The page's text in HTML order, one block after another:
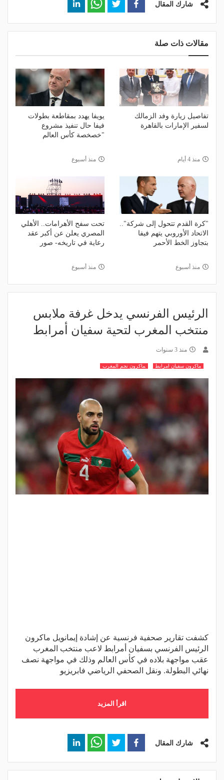
شارك المقال
مقالات ذات صلة
تفاصيل زيارة وفد الزمالك
لسفير الإمارات بالقاهرة
منذ 4 أيام
يويفا يهدد بمقاطعة بطولات
فيفا حال تنفيذ مشروع
"خصخصة كأس العالم
منذ أسبوع
"كرة القدم تتحول إلى شركة"..
الاتحاد الأوروبي يتهم فيفا
بتجاوز الخط الأحمر
منذ أسبوع
تحت سفح الأهرامات.. الأهلي
المصري يعلن عن أكبر عقد
رعاية في تاريخه- صور
منذ أسبوع
الرئيس الفرنسي يدخل غرفة ملابس
منتخب المغرب لتحية سفيان أمرابط
منذ 3 سنوات
ماكرون سفيان امرابط ماكرون نجم المغرب
كشفت تقارير صحفية فرنسية عن إشادة إيمانويل ماكرون
الرئيس الفرنسي بسفيان أمرابط لاعب منتخب المغرب
عقب مواجهة بلاده في كأس العالم وذلك في مواجهة نصف
نهائي البطولة. ونقل الصحفي الرياضي فابريزيو
اقرأ المزيد
شارك المقال